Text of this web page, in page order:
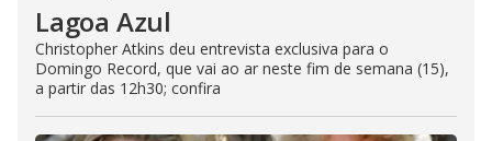
Lagoa Azul
Christopher Atkins deu entrevista exclusiva para o
Domingo Record, que vai ao ar neste fim de semana (15),
a partir das 12h30; confira